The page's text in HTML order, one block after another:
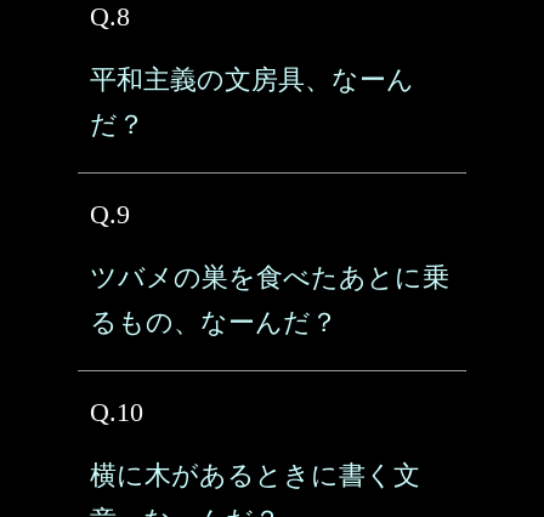
Q.8
平和主義の文房具、なーん
だ？
Q.9
ツバメの巣を食べたあとに乗
るもの、なーんだ？
Q.10
横に木があるときに書く文